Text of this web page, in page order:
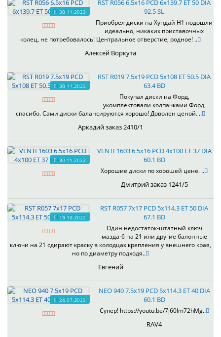
30.11.2022
RST R056 6.5x16 PCD 6x139.7 ET 50 DIA
92.5 SL
Приобрёл диски на Хундай H1 подошли
идеально, никаких приставочных
колец, не потребовалось! Центральное отверстие, родное! ..
Алексей Воркута
30.11.2022
RST R019 7.5x19 PCD 5x108 ET 50.5 DIA
63.4 BD
Покупал диски на Форд,
укомплектовали колпачками Форд,
спасибо. Сами диски балансируются хорошо! Доволен ценой. ..
Аркадий заказ 2410/1
30.11.2022
VENTI 1603 6.5x16 PCD 4x100 ET 37 DIA
60.1 BD
Хорошие диски по хорошей цене. ..
Дмитрий заказ 1241/5
19.10.2022
RST R057 7x17 PCD 5x114.3 ET 50 DIA
67.1 BD
Один недостаток-штатный ключ
мазда-6 на 21 или другие балонные
ключи на 21 сдирают краску в колодцах крепления у внешнего края,
но по диаметру подходя..
Евгений
24.07.2022
NEO 940 7.5x19 PCD 5x114.3 ET 40 DIA
60.1 BD
Супер! https://youtu.be/7j60Im72hMg..
RAV4